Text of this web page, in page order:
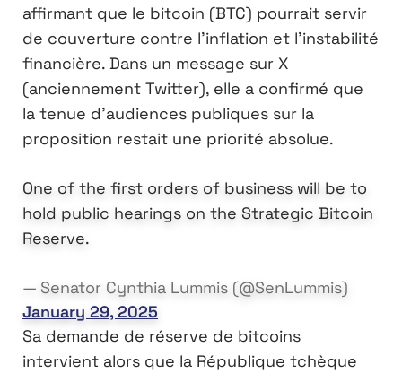
affirmant que le bitcoin (BTC) pourrait servir
de couverture contre l’inflation et l’instabilité
financière. Dans un message sur X
(anciennement Twitter), elle a confirmé que
la tenue d’audiences publiques sur la
proposition restait une priorité absolue.
One of the first orders of business will be to
hold public hearings on the Strategic Bitcoin
Reserve.
— Senator Cynthia Lummis (@SenLummis)
January 29, 2025
Sa demande de réserve de bitcoins
intervient alors que la République tchèque